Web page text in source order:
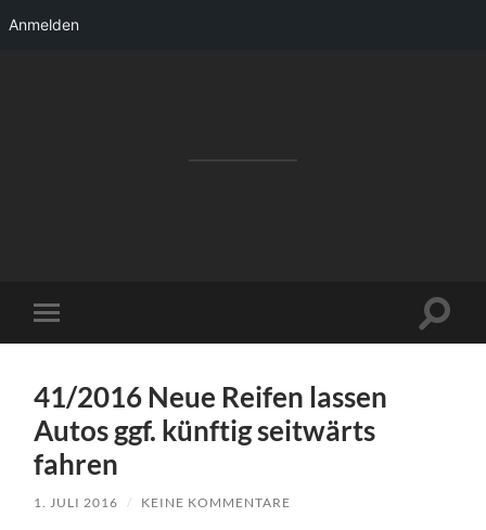
Anmelden
Mobile-
Menü
41/2016 Neue Reifen lassen
Autos ggf. künftig seitwärts
fahren
1. JULI 2016 / KEINE KOMMENTARE